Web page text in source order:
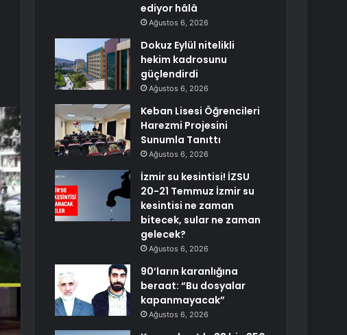
ediyor hâlâ
Ağustos 6, 2026
Dokuz Eylül nitelikli
hekim kadrosunu
güçlendirdi
Ağustos 6, 2026
Keban Lisesi Öğrencileri
Harezmi Projesini
Sunumla Tanıttı
Ağustos 6, 2026
İzmir su kesintisi! İZSU
20-21 Temmuz İzmir su
kesintisi ne zaman
bitecek, sular ne zaman
gelecek?
Ağustos 6, 2026
90’ların karanlığına
beraat: “Bu dosyalar
kapanmayacak”
Ağustos 6, 2026